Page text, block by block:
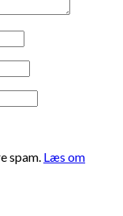
spam. Læs om